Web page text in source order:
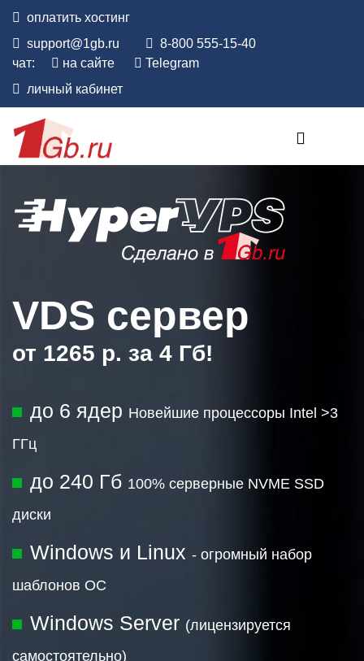
оплатить хостинг
support@1gb.ru
8-800 555-15-40
чат:
на сайте
Telegram
личный кабинет
VDS сервер
от 1265 р. за 4 Гб!
до 6 ядер Новейшие процессоры Intel >3
ГГц
до 240 Гб 100% серверные NVME SSD
диски
Windows и Linux - огромный набор
шаблонов ОС
Windows Server (лицензируется
самостоятельно)